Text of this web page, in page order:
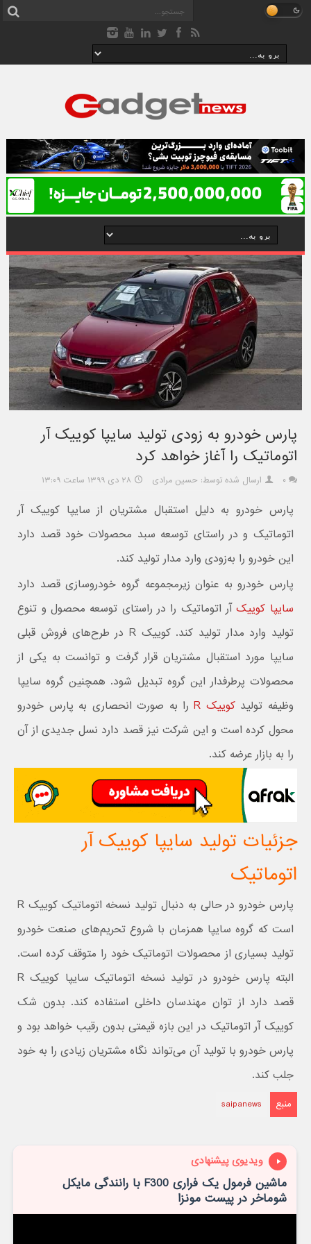
پارس خودرو به زودی تولید سایپا کوییک آر
اتوماتیک را آغاز خواهد کرد
۰ ارسال شده توسط: حسین مرادی ۲۸ دی ۱۳۹۹ ساعت ۱۳:۰۹
پارس خودرو به دلیل استقبال مشتریان از سایپا کوییک آر
اتوماتیک و در راستای توسعه سبد محصولات خود قصد دارد
این خودرو را به‌زودی وارد مدار تولید کند.
پارس خودرو به عنوان زیرمجموعه گروه خودروسازی قصد دارد
سایپا کوییکآر اتوماتیک را در راستای توسعه محصول و تنوع
تولید وارد مدار تولید کند. کوییک R در طرح‌های فروش قبلی
سایپا مورد استقبال مشتریان قرار گرفت و توانست به یکی از
محصولات پرطرفدار این گروه تبدیل شود. همچنین گروه سایپا
وظیفه تولیدکوییک R
را به صورت انحصاری به پارس خودرو
محول کرده است و این شرکت نیز قصد دارد نسل جدیدی از آن
را به بازار عرضه کند.
جزئیات تولید سایپا کوییک آر
اتوماتیک
پارس خودرو در حالی به دنبال تولید نسخه اتوماتیک کوییک R
است که گروه سایپا همزمان با شروع تحریم‌های صنعت خودرو
تولید بسیاری از محصولات اتوماتیک خود را متوقف کرده است.
البته پارس خودرو در تولید نسخه اتوماتیک سایپا کوییک R
قصد دارد از توان مهندسان داخلی استفاده کند. بدون شک
کوییک آر اتوماتیک در این بازه قیمتی بدون رقیب خواهد بود و
پارس خودرو با تولید آن می‌تواند نگاه مشتریان زیادی را به خود
جلب کند.
منبع saipanews
ویدیوی پیشنهادی
ماشین فرمول یک فراری F300 با رانندگی مایکل
شوماخر در پیست مونزا